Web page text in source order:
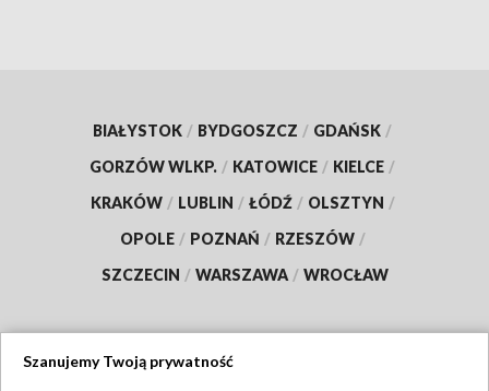
BIAŁYSTOK / BYDGOSZCZ / GDAŃSK /
GORZÓW WLKP. / KATOWICE / KIELCE /
KRAKÓW / LUBLIN / ŁÓDŹ / OLSZTYN /
OPOLE / POZNAŃ / RZESZÓW /
SZCZECIN / WARSZAWA / WROCŁAW
Szanujemy Twoją prywatność